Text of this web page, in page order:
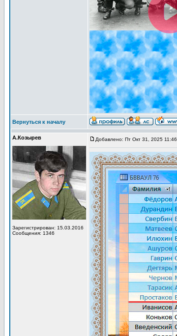
Вернуться к началу
А.Козырев
Зарегистрирован: 15.03.2016
Сообщения: 1346
Добавлено: Пт Окт 31, 2025 11:46